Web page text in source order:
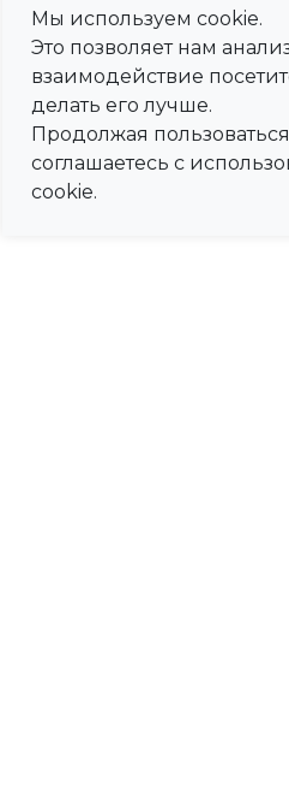
Мы используем cookie.
Это позволяет нам
взаимодействие
делать его лучше.
Продолжая
соглашаетесь с
cookie.